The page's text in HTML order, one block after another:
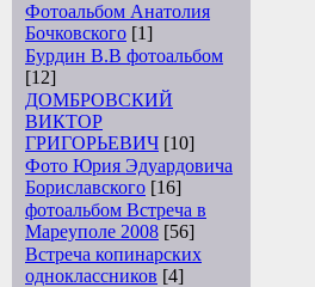
Фотоальбом Анатолия
Бочковского [1]
Бурдин В.В фотоальбом
[12]
ДОМБРОВСКИЙ
ВИКТОР
ГРИГОРЬЕВИЧ [10]
Фото Юрия Эдуардовича
Бориславского [16]
фотоальбом Встреча в
Мареуполе 2008 [56]
Встреча копинарских
одноклассников [4]